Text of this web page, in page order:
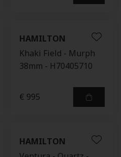
HAMILTON
Khaki Field - Murph
38mm - H70405710
€ 995
HAMILTON